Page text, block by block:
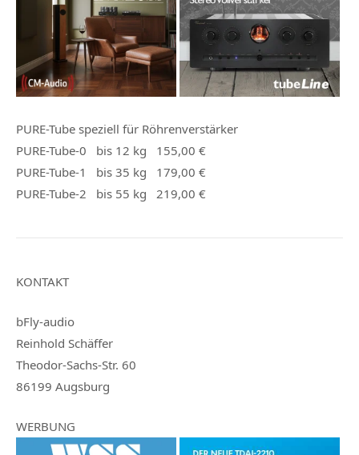
PURE-Tube speziell für Röhrenverstärker
PURE-Tube-0 bis 12 kg
155,00 €
PURE-Tube-1
bis 35 kg 179,00 €
PURE-Tube-2
bis 55 kg 219,00 €
KONTAKT
bFly-audio
Reinhold Schäffer
Theodor-Sachs-Str. 60
86199 Augsburg
WERBUNG